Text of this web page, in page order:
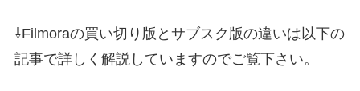
⇩Filmoraの買い切り版とサブスク版の違いは以下の
記事で詳しく解説していますのでご覧下さい。